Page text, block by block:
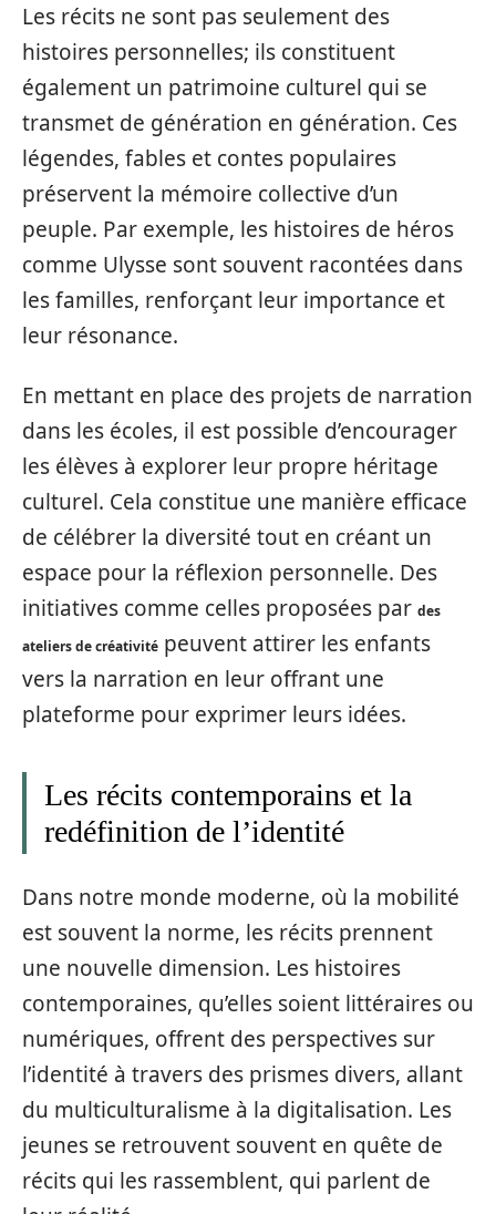
Les récits ne sont pas seulement des
histoires personnelles; ils constituent
également un patrimoine culturel qui se
transmet de génération en génération. Ces
légendes, fables et contes populaires
préservent la mémoire collective d’un
peuple. Par exemple, les histoires de héros
comme Ulysse sont souvent racontées dans
les familles, renforçant leur importance et
leur résonance.
En mettant en place des projets de narration
dans les écoles, il est possible d’encourager
les élèves à explorer leur propre héritage
culturel. Cela constitue une manière efficace
de célébrer la diversité tout en créant un
espace pour la réflexion personnelle. Des
initiatives comme celles proposées par des
ateliers de créativité peuvent attirer les enfants
vers la narration en leur offrant une
plateforme pour exprimer leurs idées.
Les récits contemporains et la
redéfinition de l’identité
Dans notre monde moderne, où la mobilité
est souvent la norme, les récits prennent
une nouvelle dimension. Les histoires
contemporaines, qu’elles soient littéraires ou
numériques, offrent des perspectives sur
l’identité à travers des prismes divers, allant
du multiculturalisme à la digitalisation. Les
jeunes se retrouvent souvent en quête de
récits qui les rassemblent, qui parlent de